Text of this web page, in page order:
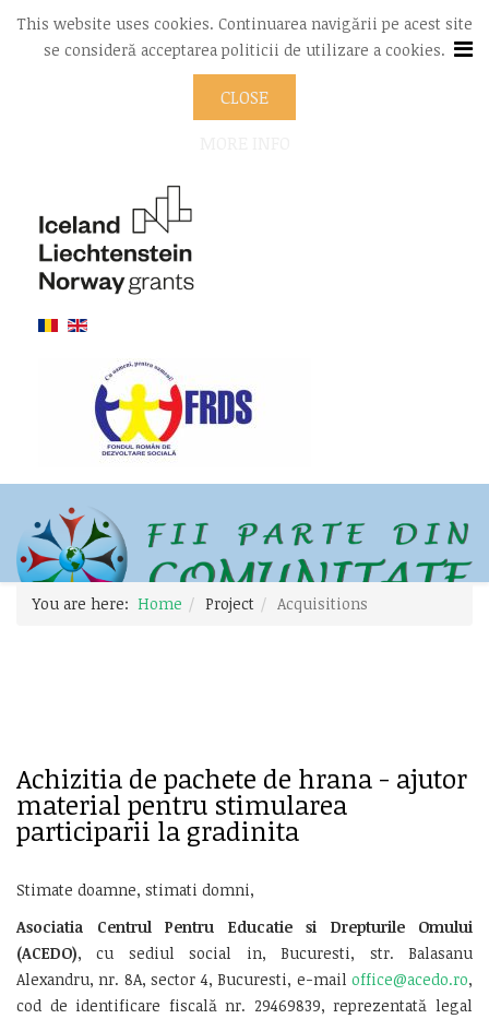
This website uses cookies. Continuarea navigării pe acest site
se consideră acceptarea politicii de utilizare a cookies.
CLOSE
You are here: Home Project Acquisitions
Achizitia de pachete de hrana - ajutor
material pentru stimularea
participarii la gradinita
Stimate doamne, stimati domni,
Asociatia Centrul Pentru Educatie si Drepturile Omului
(ACEDO), cu sediul social in, Bucuresti, str. Balasanu
Alexandru, nr. 8A, sector 4, Bucuresti, e-mail office@acedo.ro,
cod de identificare fiscală nr. 29469839, reprezentată legal